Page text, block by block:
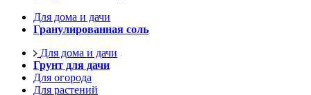
Для дома и дачи
Гранулированная соль
Для дома и дачи
Грунт для дачи
Для огорода
Для растений